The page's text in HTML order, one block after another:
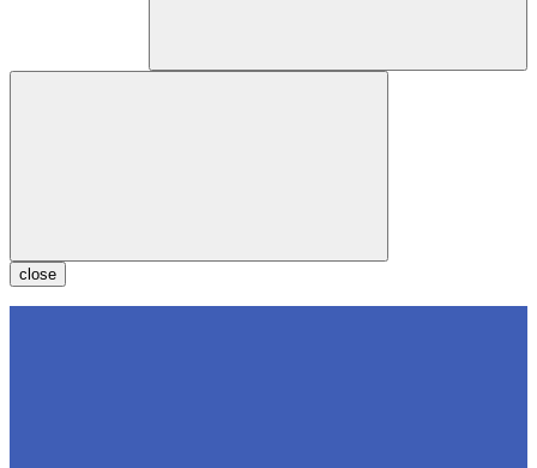
close